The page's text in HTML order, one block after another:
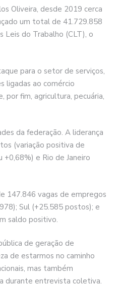
Oliveira, desde 2019 cerca
um total de 41.729.858
Leis do Trabalho (CLT), o
para o setor de serviços,
ligadas ao comércio
por fim, agricultura, pecuária,
da federação. A liderança
(variação positiva de
e Rio de Janeiro
147.846 vagas de empregos
Sul (+25.585 postos); e
saldo positivo.
de geração de
de estarmos no caminho
mas também
durante entrevista coletiva.